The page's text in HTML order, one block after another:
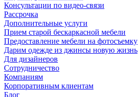
Консультации по видео-связи
Рассрочка
Дополнительные услуги
Прием старой бескаркасной мебели
Предоставление мебели на фотосъемку
Дарим одежде из джинсы новую жизнь
Для дизайнеров
Сотрудничество
Компаниям
Корпоративным клиентам
Блог